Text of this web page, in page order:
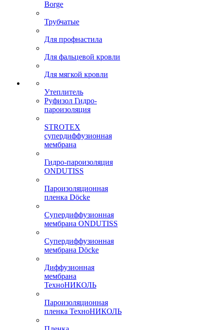
Borge
Трубчатые
Для профнастила
Для фальцевой кровли
Для мягкой кровли
Утеплитель
Руфизол Гидро-
пароизоляция
STROTEX
супердиффузионная
мембрана
Гидро-пароизоляция
ONDUTISS
Пароизоляционная
пленка Döcke
Супердиффузионная
мембрана ONDUTISS
Супердиффузионная
мембрана Döcke
Диффузионная
мембрана
ТехноНИКОЛЬ
Пароизоляционная
пленка ТехноНИКОЛЬ